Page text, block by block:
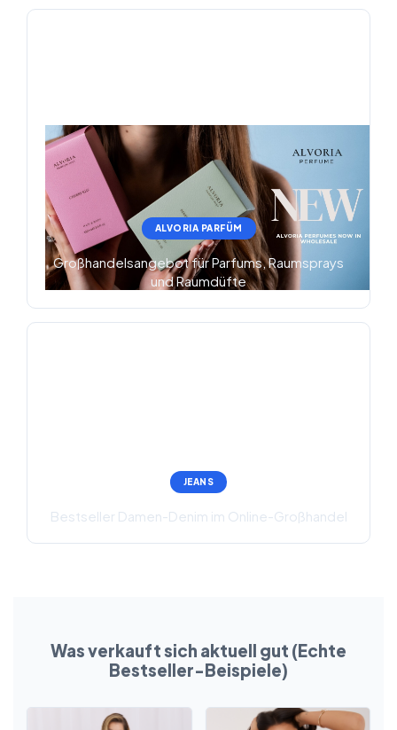
ALVORIA PARFÜM
Großhandelsangebot für Parfums, Raumsprays
und Raumdüfte
JEANS
Bestseller Damen-Denim im Online-Großhandel
Was verkauft sich aktuell gut (Echte
Bestseller-Beispiele)